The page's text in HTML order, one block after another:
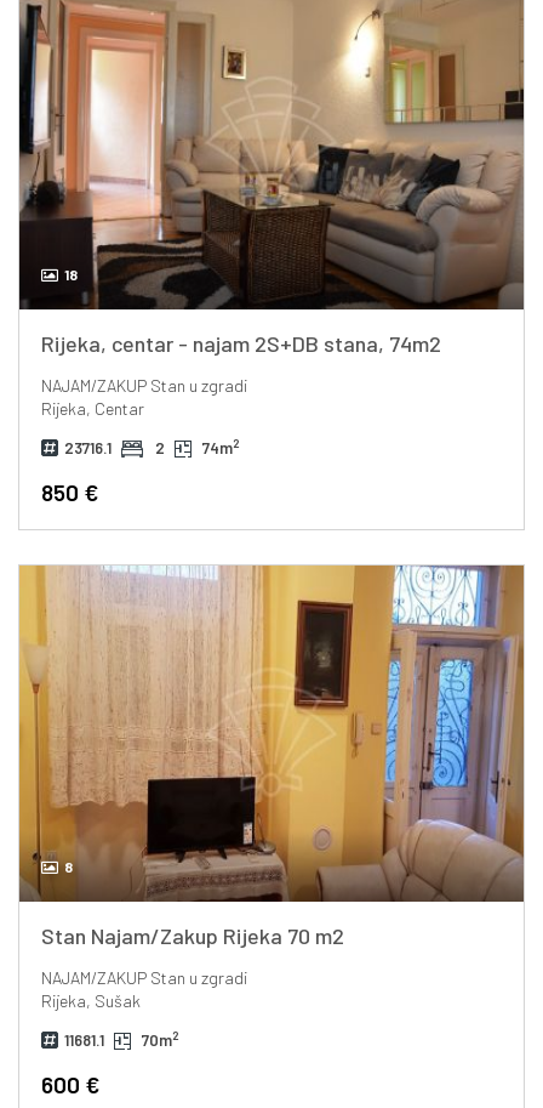
18
Rijeka, centar - najam 2S+DB stana, 74m2
NAJAM/ZAKUPStan u zgradi
Rijeka, Centar
23716.1 2 74m2
850 €
8
Stan Najam/Zakup Rijeka 70 m2
NAJAM/ZAKUPStan u zgradi
Rijeka, Sušak
11681.1 70m2
600 €